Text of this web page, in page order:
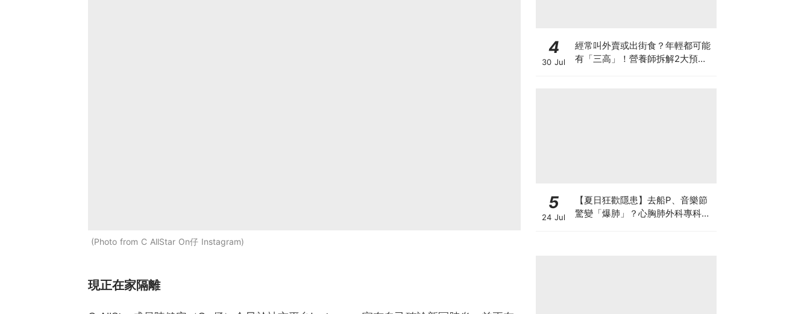
Photo from C AllStar On仔 Instagram
現正在家隔離
4
30 Jul
經常叫外賣或出街食？年輕都可能
有「三高」！營養師拆解2大預防
5
24 Jul
【夏日狂歡隱患】去船P、音樂節
驚變「爆肺」？心胸肺外科專科醫